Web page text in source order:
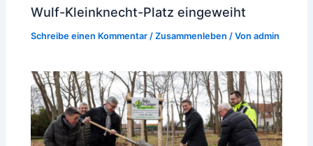
Wulf-Kleinknecht-Platz eingeweiht
Schreibe einen Kommentar /Zusammenleben / Vonadmin